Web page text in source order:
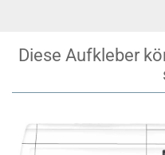
Diese Aufkleber